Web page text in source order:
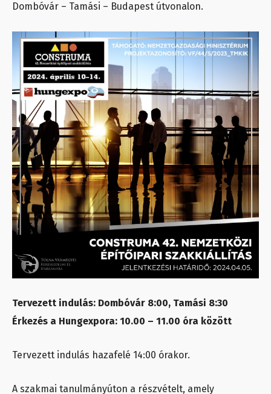
Dombóvár – Tamási – Budapest útvonalon.
Tervezett indulás: Dombóvár 8:00, Tamási 8:30
Érkezés a Hungexpora: 10.00 – 11.00 óra között
Tervezett indulás hazafelé 14:00 órakor.
A szakmai tanulmányúton a részvételt, amely